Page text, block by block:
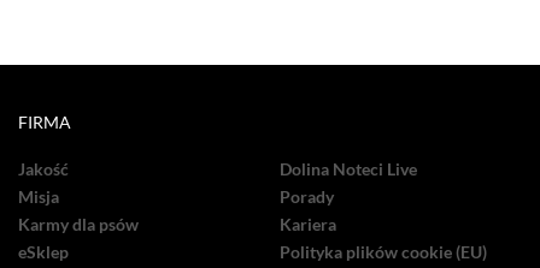
FIRMA
Jakość
Misja
Karmy dla psów
eSklep
Dolina Noteci Live
Porady
Kariera
Polityka plików cookie (EU)